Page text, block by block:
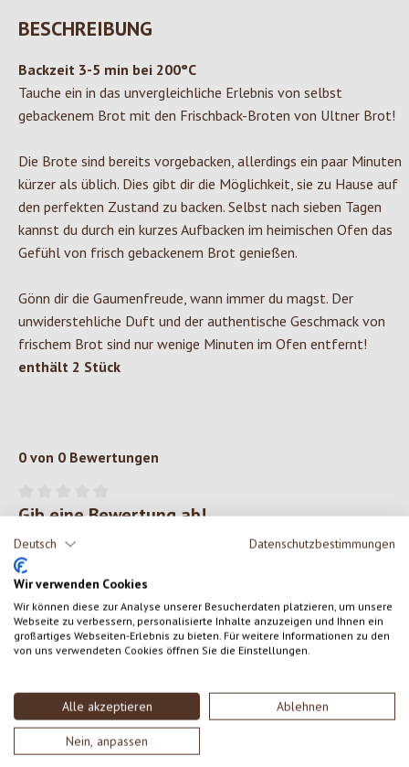
Deutsch Datenschutzbestimmungen
Wir verwenden Cookies
Wir können diese zur Analyse unserer Besucherdaten platzieren, um unsere
Webseite zu verbessern, personalisierte Inhalte anzuzeigen und Ihnen ein
großartiges Webseiten-Erlebnis zu bieten. Für weitere Informationen zu den
von uns verwendeten Cookies öffnen Sie die Einstellungen.
Alle akzeptieren Ablehnen
Nein, anpassen
BESCHREIBUNG
Backzeit 3-5 min bei 200°C
Tauche ein in das unvergleichliche Erlebnis von selbst
gebackenem Brot mit den Frischback-Broten von Ultner Brot!
Die Brote sind bereits vorgebacken, allerdings ein paar Minuten
kürzer als üblich. Dies gibt dir die Möglichkeit, sie zu Hause auf
den perfekten Zustand zu backen. Selbst nach sieben Tagen
kannst du durch ein kurzes Aufbacken im heimischen Ofen das
Gefühl von frisch gebackenem Brot genießen.
Gönn dir die Gaumenfreude, wann immer du magst. Der
unwiderstehliche Duft und der authentische Geschmack von
frischem Brot sind nur wenige Minuten im Ofen entfernt!
enthält 2 Stück
0 von 0 Bewertungen
Durchschnittliche Bewertung von 0 von 5 Sternen
Gib eine Bewertung ab!
Teile deine Erfahrungen mit dem Produkt mit anderen Kunden.
SCHREIBE EINE BEWERTUNG
Bewertungen nur in der aktuellen Sprache anzeigen.
Keine Bewertungen gefunden. Gehe voran und teile
deine Erkenntnisse mit anderen.